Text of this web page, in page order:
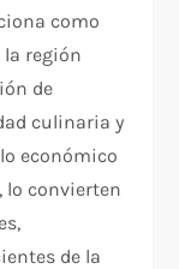
como
región
de
culinaria y
económico
lo convierten
de la